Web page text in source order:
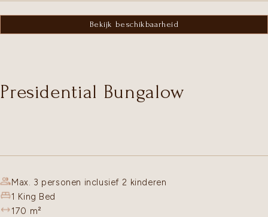
Bekijk beschikbaarheid
Presidential Bungalow
Max. 3 personen inclusief 2 kinderen
1 King Bed
170 m²